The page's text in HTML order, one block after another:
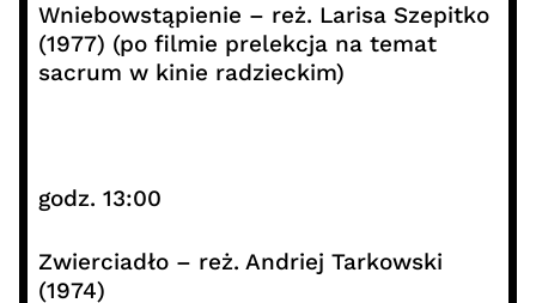
Wniebowstąpienie – reż. Larisa Szepitko
(1977) (po filmie prelekcja na temat
sacrum w kinie radzieckim)
godz. 13:00
Zwierciadło – reż. Andriej Tarkowski
(1974)